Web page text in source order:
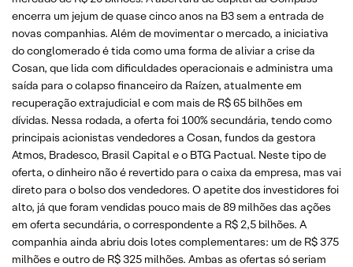
encerra um jejum de quase cinco anos na B3 sem a entrada de
novas companhias. Além de movimentar o mercado, a iniciativa
do conglomerado é tida como uma forma de aliviar a crise da
Cosan, que lida com dificuldades operacionais e administra uma
saída para o colapso financeiro da Raízen, atualmente em
recuperação extrajudicial e com mais de R$ 65 bilhões em
dívidas. Nessa rodada, a oferta foi 100% secundária, tendo como
principais acionistas vendedores a Cosan, fundos da gestora
Atmos, Bradesco, Brasil Capital e o BTG Pactual. Neste tipo de
oferta, o dinheiro não é revertido para o caixa da empresa, mas vai
direto para o bolso dos vendedores. O apetite dos investidores foi
alto, já que foram vendidas pouco mais de 89 milhões das ações
em oferta secundária, o correspondente a R$ 2,5 bilhões. A
companhia ainda abriu dois lotes complementares: um de R$ 375
milhões e outro de R$ 325 milhões. Ambas as ofertas só seriam